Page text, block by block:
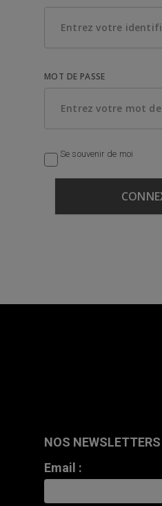
MOT DE PASSE
Se souvenir de moi
NOS NEWSLETTERS
Email :